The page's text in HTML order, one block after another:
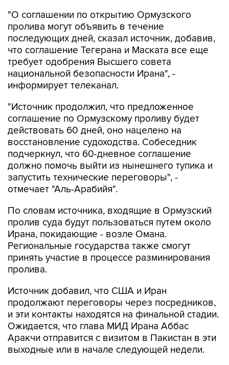
"О соглашении по открытию Ормузского
пролива могут объявить в течение
последующих дней, сказал источник, добавив,
что соглашение Тегерана и Маската все еще
требует одобрения Высшего совета
национальной безопасности Ирана", -
информирует телеканал.
"Источник продолжил, что предложенное
соглашение по Ормузскому проливу будет
действовать 60 дней, оно нацелено на
восстановление судоходства. Собеседник
подчеркнул, что 60-дневное соглашение
должно помочь выйти из нынешнего тупика и
запустить технические переговоры", -
отмечает "Аль-Арабийя".
По словам источника, входящие в Ормузский
пролив суда будут пользоваться путем около
Ирана, покидающие - возле Омана.
Региональные государства также смогут
принять участие в процессе разминирования
пролива.
Источник добавил, что США и Иран
продолжают переговоры через посредников,
и эти контакты находятся на финальной стадии.
Ожидается, что глава МИД Ирана Аббас
Аракчи отправится с визитом в Пакистан в эти
выходные или в начале следующей недели.